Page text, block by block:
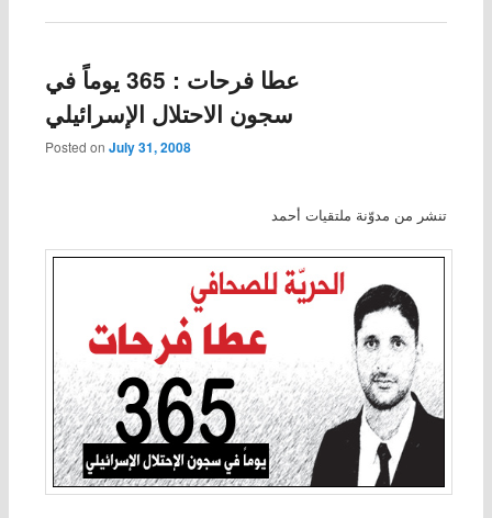
عطا فرحات : 365 يوماً في
سجون الاحتلال الإسرائيلي
Posted on July 31, 2008
تنشر من مدوّنة ملتقيات أحمد